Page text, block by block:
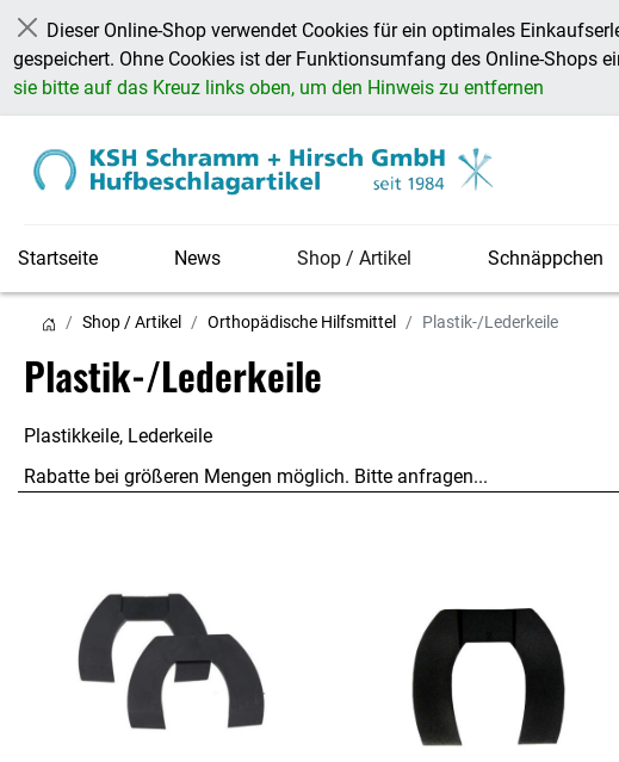
Schließen
Dieser Online-Shop verwendet Cookies für ein optimales
gespeichert. Ohne Cookies ist der Funktionsumfang des Online-Shops
sie bitte auf das Kreuz links oben, um den Hinweis zu entfernen
Startseite News Shop / Artikel Schnäppchen
Shop / Artikel Orthopädische Hilfsmittel Plastik-/Lederkeile
Plastik-/Lederkeile
Plastikkeile, Lederkeile
Rabatte bei größeren Mengen möglich. Bitte anfragen...